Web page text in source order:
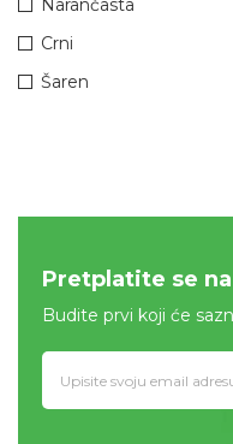
Narančasta
Crni
Šaren
Pretplatite se
Budite prvi koji će